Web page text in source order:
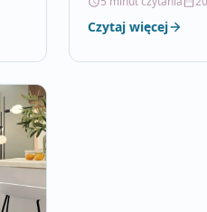
do minimalizmu.
już tylko tłem, lecz
Czytaj więcej